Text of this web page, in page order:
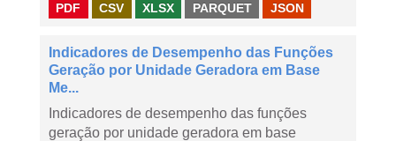
PDF CSV XLSX PARQUET JSON
Indicadores de Desempenho das Funções
Geração por Unidade Geradora em Base
Me...
Indicadores de desempenho das funções
geração por unidade geradora em base